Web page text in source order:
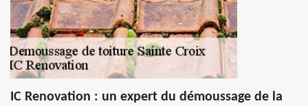
IC Renovation : un expert du démoussage de la